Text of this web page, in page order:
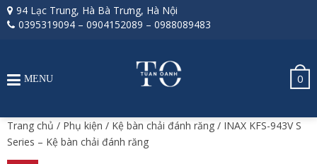
94 Lạc Trung, Hà Bà Trưng, Hà Nội
0395319094 – 0904152089 – 0988089483
0
MENU
Trang chủ / Phụ kiện / Kệ bàn chải đánh răng / INAX KFS-943V S
Series – Kệ bàn chải đánh răng